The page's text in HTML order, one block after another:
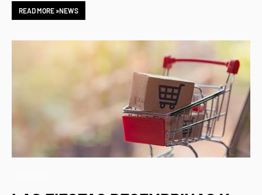
READ MORE »NEWS